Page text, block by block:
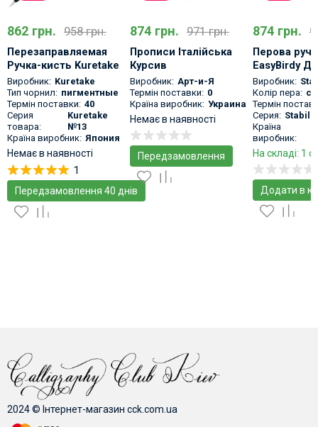
862 грн. 958 грн.
Перезаправляемая
Ручка-кисть Kuretake
№13 Red
Виробник: Kuretake
Тип чорнил: пигментные
Термін поставки: 40
Серия
товара:
Kuretake
№13
Країна виробник: Япония
Немає в наявності
1
Передзамовлення 40 днів
874 грн. 971 грн.
Прописи Італійська
Курсив
Виробник: Арт-и-Я
Термін поставки: 0
Країна виробник: Украина
Немає в наявності
Передзамовлення
874 грн.
Перова
EasyBirdy
Блакитний
Виробник:
Колір пера:
Термін
Серия: Stabilo
Країна
виробник:
На складі: 1
Додати в
2024 © Інтернет-магазин cck.com.ua